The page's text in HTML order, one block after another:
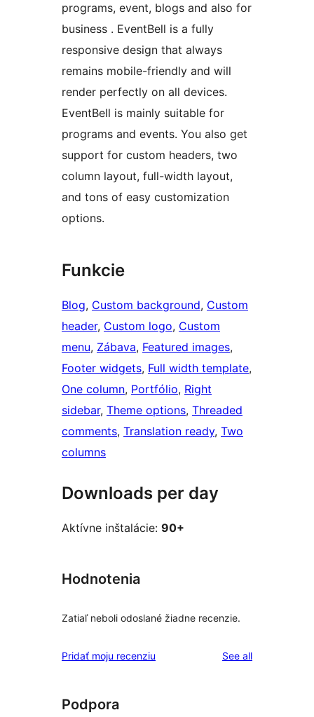
programs, event, blogs and also for
business . EventBell is a fully
responsive design that always
remains mobile-friendly and will
render perfectly on all devices.
EventBell is mainly suitable for
programs and events. You also get
support for custom headers, two
column layout, full-width layout,
and tons of easy customization
options.
Funkcie
Blog, Custom background, Custom
header, Custom logo, Custom
menu, Zábava, Featured images
Footer widgets, Full width template
One column, Portfólio, Right
sidebar, Theme options, Threaded
comments, Translation ready, Two
columns
Downloads per day
Aktívne inštalácie: 90+
Hodnotenia
Zatiaľ neboli odoslané žiadne recenzie.
Pridať moju recenziu See allreviews
Podpora